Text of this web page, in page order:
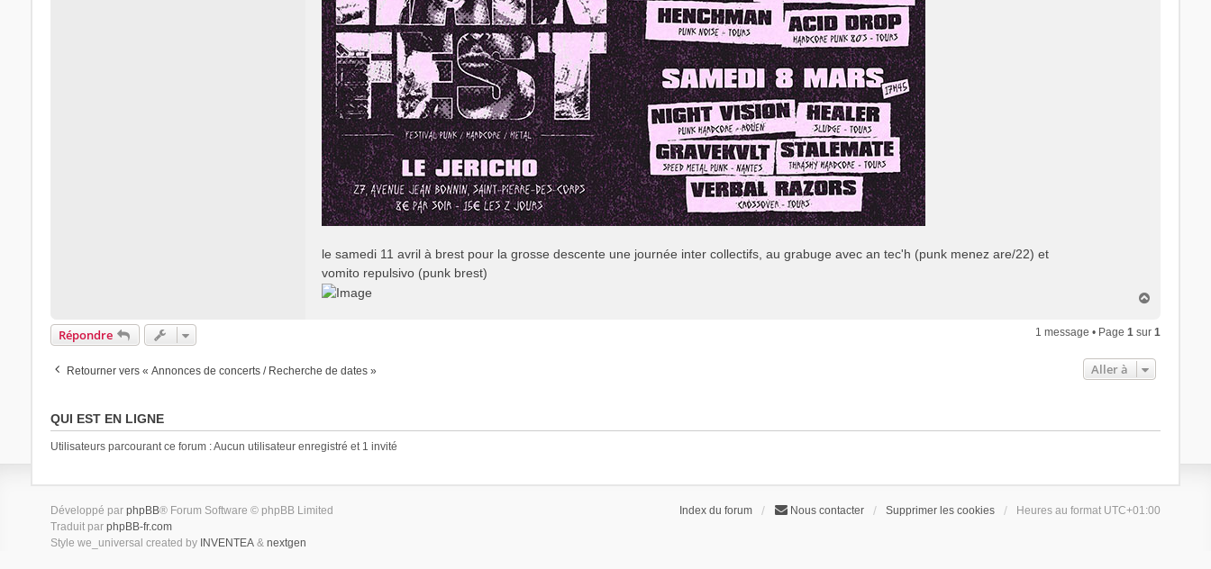
le samedi 11 avril à brest pour la grosse descente une journée inter collectifs, au grabuge avec an tec'h (punk menez are/22) et
vomito repulsivo (punk brest)
u
t
Répondre 1 message • Page1 sur1
Retourner vers « Annonces de concerts / Recherche de dates » Aller à
QUI EST EN LIGNE
Utilisateurs parcourant ce forum : Aucun utilisateur enregistré et 1 invité
Index du forum Nous contacter Supprimer les cookies Heures au format UTC+01:00
Développé par phpBB® Forum Software © phpBB Limited
Traduit par phpBB-fr.com
Style we_universal created by INVENTEA& nextgen